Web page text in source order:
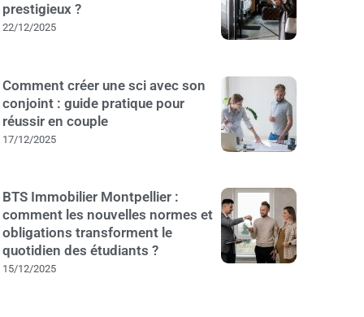
prestigieux ?
22/12/2025
Comment créer une sci avec son
conjoint : guide pratique pour
réussir en couple
17/12/2025
BTS Immobilier Montpellier :
comment les nouvelles normes et
obligations transforment le
quotidien des étudiants ?
15/12/2025